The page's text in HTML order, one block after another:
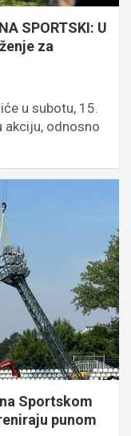
SPORTSKI: U
za
u subotu, 15.
akciju, odnosno
Sportskom
punom